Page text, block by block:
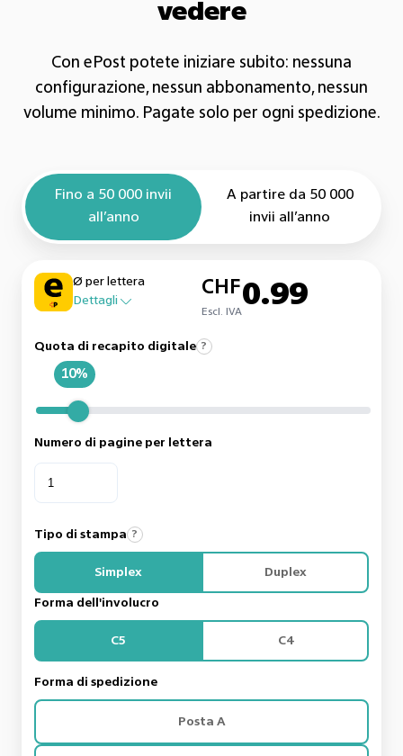
vedere
Con ePost potete iniziare subito: nessuna
configurazione, nessun abbonamento, nessun
volume minimo. Pagate solo per ogni spedizione.
Fino a 50 000 invii
all’anno
A partire da 50 000
invii all’anno
Ø per lettera
Dettagli
CHF
Escl. IVA
0.99
Quota di recapito digitale ?
10%
Numero di pagine per lettera
Tipo di stampa ?
Simplex Duplex
Forma dell'involucro
C5 C4
Forma di spedizione
Posta A